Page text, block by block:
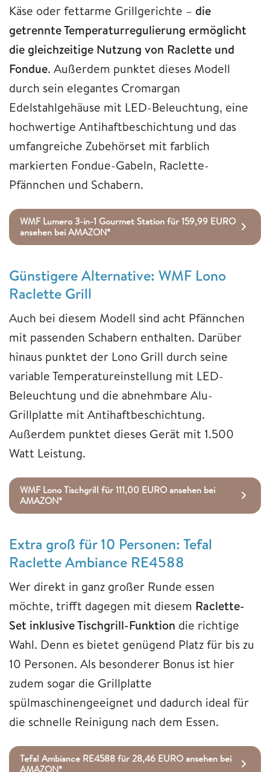
Käse oder fettarme Grillgerichte – die
getrennte Temperaturregulierung ermöglicht
die gleichzeitige Nutzung von Raclette und
Fondue. Außerdem punktet dieses Modell
durch sein elegantes Cromargan
Edelstahlgehäuse mit LED-Beleuchtung, eine
hochwertige Antihaftbeschichtung und das
umfangreiche Zubehörset mit farblich
markierten Fondue-Gabeln, Raclette-
Pfännchen und Schabern.
WMF Lumero 3-in-1 Gourmet Station für 159,99 EURO
ansehen bei AMAZON*
Günstigere Alternative: WMF Lono
Raclette Grill
Auch bei diesem Modell sind acht Pfännchen
mit passenden Schabern enthalten. Darüber
hinaus punktet der Lono Grill durch seine
variable Temperatureinstellung mit LED-
Beleuchtung und die abnehmbare Alu-
Grillplatte mit Antihaftbeschichtung.
Außerdem punktet dieses Gerät mit 1.500
Watt Leistung.
WMF Lono Tischgrill für 111,00 EURO ansehen bei
AMAZON*
Extra groß für 10 Personen: Tefal
Raclette Ambiance RE4588
Wer direkt in ganz großer Runde essen
möchte, trifft dagegen mit diesem Raclette-
Set inklusive Tischgrill-Funktion die richtige
Wahl. Denn es bietet genügend Platz für bis zu
10 Personen. Als besonderer Bonus ist hier
zudem sogar die Grillplatte
spülmaschinengeeignet und dadurch ideal für
die schnelle Reinigung nach dem Essen.
Tefal Ambiance RE4588 für 28,46 EURO ansehen bei
AMAZON*